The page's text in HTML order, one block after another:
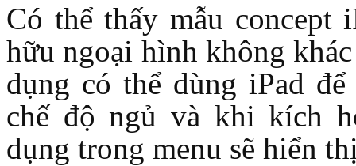
Ốp lưng iPhone
Có thể thấy mẫu concept
hữu ngoại hình không
dụng có thể dùng iPad
chế độ ngủ và khi kích
dụng trong menu sẽ hiển